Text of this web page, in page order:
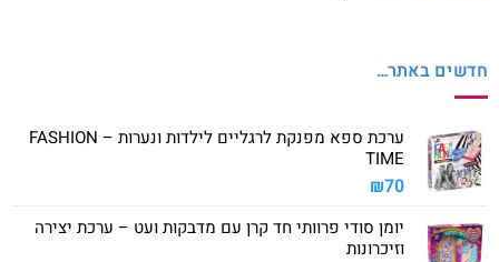
חדשים באתר…
ערכת ספא מפנקת לרגליים לילדות ונערות – FASHION
TIME
₪70
יומן סודי פרוותי חד קרן עם מדבקות ועט – ערכת יצירה
וזיכרונות